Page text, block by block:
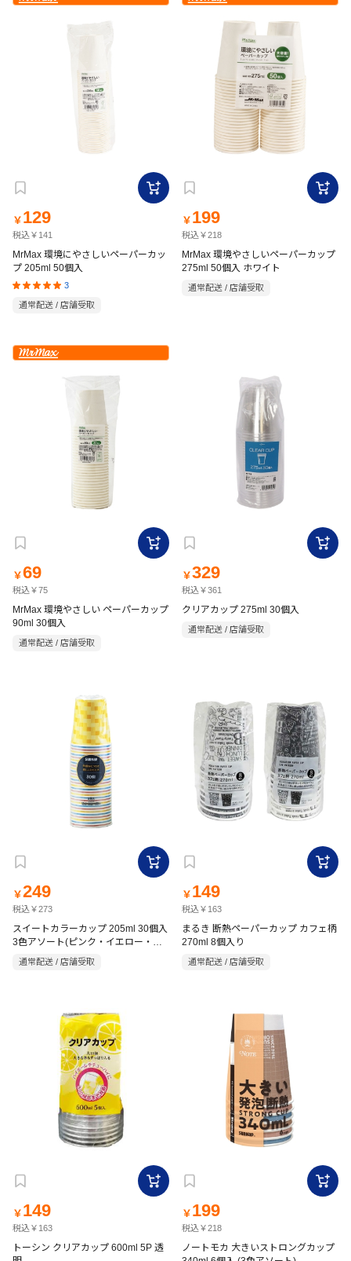
￥ 129
税込￥141
MrMax 環境にやさしいペーパーカッ
プ 205ml 50個入
3
通常配送 / 店舗受取
￥ 199
税込￥218
MrMax 環境やさしいペーパーカップ
275ml 50個入 ホワイト
通常配送 / 店舗受取
￥69
税込￥75
MrMax 環境やさしい ペーパーカップ
90ml 30個入
通常配送 / 店舗受取
￥329
税込￥361
クリアカップ 275ml 30個入
通常配送 / 店舗受取
￥249
税込￥273
スイートカラーカップ 205ml 30個入
3色アソート(ピンク・イエロー・ブ
ルー)
通常配送 / 店舗受取
￥ 149
税込￥163
まるき 断熱ペーパーカップ カフェ柄
270ml 8個入り
通常配送 / 店舗受取
￥ 149
税込￥163
トーシン クリアカップ 600ml 5P 透
￥ 199
税込￥218
ノートモカ 大きいストロングカップ